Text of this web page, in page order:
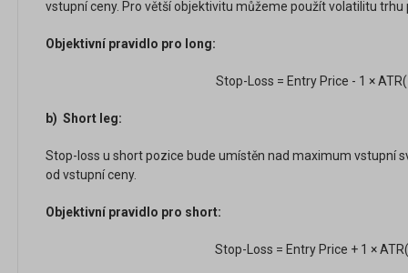
vstupní ceny. Pro větší objektivitu můžeme použít volatilitu trhu
Objektivní pravidlo pro long:
Stop-Loss = Entry Price - 1 ×
b) Short leg:
Stop-loss u short pozice bude umístěn nad maximum vstupní
od vstupní ceny.
Objektivní pravidlo pro short:
Stop-Loss = Entry Price + 1 ×